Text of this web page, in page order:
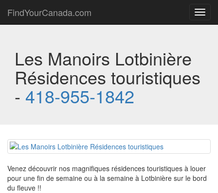
FindYourCanada.com
Les Manoirs Lotbinière
Résidences touristiques
- 418-955-1842
Venez découvrir nos magnifiques résidences touristiques à louer
pour une fin de semaine ou à la semaine à Lotbinière sur le bord
du fleuve !!